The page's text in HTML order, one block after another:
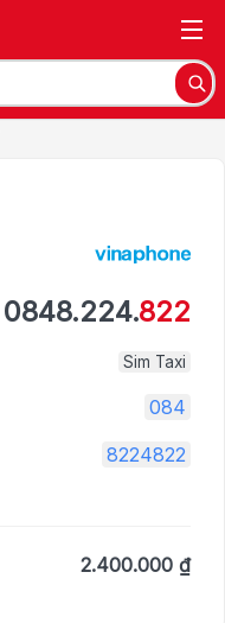
0848.224.822
Sim Taxi
084
8224822
2.400.000 ₫